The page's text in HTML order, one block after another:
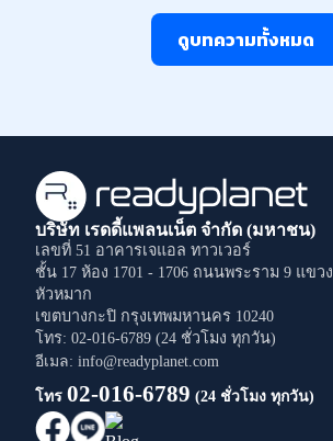
ดูบทความทั้งหมด
บริษัท เรดดี้แพลนเน็ต จำกัด (มหาชน)
เลขที่ 51 อาคารเจแอล ทาวเวอร์
ชั้น 17 ห้อง 1701 - 1706 ถนนพระราม 9 แขวง
หัวหมาก
เขตบางกะปิ กรุงเทพมหานคร 10240
โทร: 02-016-6789 (24 ชั่วโมง ทุกวัน)
อีเมล: info@readyplanet.com
โทร 02-016-6789 (24 ชั่วโมง ทุกวัน)